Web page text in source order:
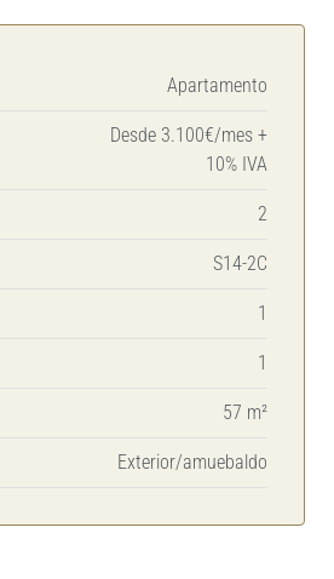
Apartamento
Desde 3.100€/mes +
10% IVA
2
S14-2C
1
1
57 m²
Exterior/amuebaldo